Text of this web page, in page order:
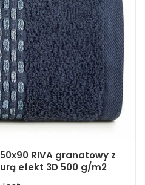
RIVA granatowy z
efekt 3D 500 g/m2